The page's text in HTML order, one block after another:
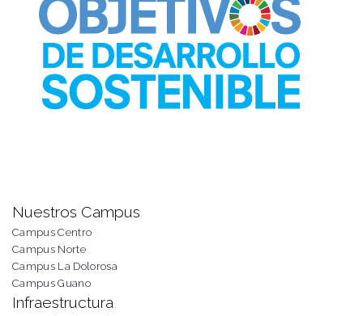
Nuestros Campus
Campus Centro
Campus Norte
Campus La Dolorosa
Campus Guano
Infraestructura